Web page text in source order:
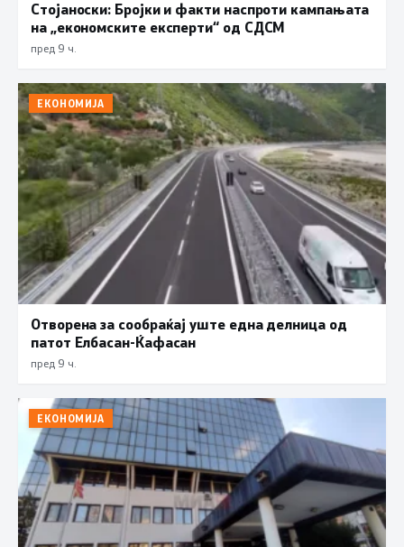
Стојаноски: Бројки и факти наспроти кампањата
на „економските експерти“ од СДСM
пред 9 ч.
ЕКОНОМИЈА
Отворена за сообраќај уште една делница од
патот Елбасан-Ќафасан
пред 9 ч.
ЕКОНОМИЈА